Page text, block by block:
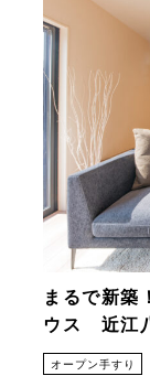
まるで新築
ウス 近江
オープン手すり